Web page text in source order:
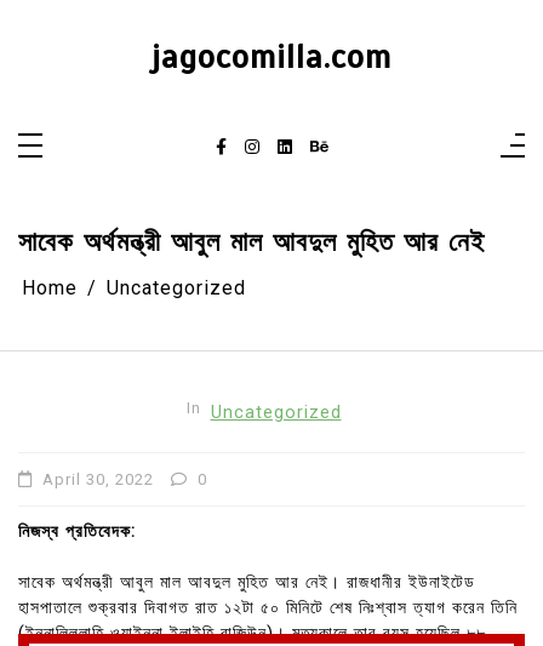
jagocomilla.com
সাবেক অর্থমন্ত্রী আবুল মাল আবদুল মুহিত আর নেই
Home Uncategorized
In Uncategorized
April 30, 2022 0
নিজস্ব প্রতিবেদক:
সাবেক অর্থমন্ত্রী আবুল মাল আবদুল মুহিত আর নেই। রাজধানীর ইউনাইটেড
হাসপাতালে শুক্রবার দিবাগত রাত ১২টা ৫০ মিনিটে শেষ নিঃশ্বাস ত্যাগ করেন তিনি
(ইন্নালিল্লাহি ওয়াইন্না ইলাইহি রাজিউন)। মৃত্যুকালে তার বয়স হয়েছিল ৮৮